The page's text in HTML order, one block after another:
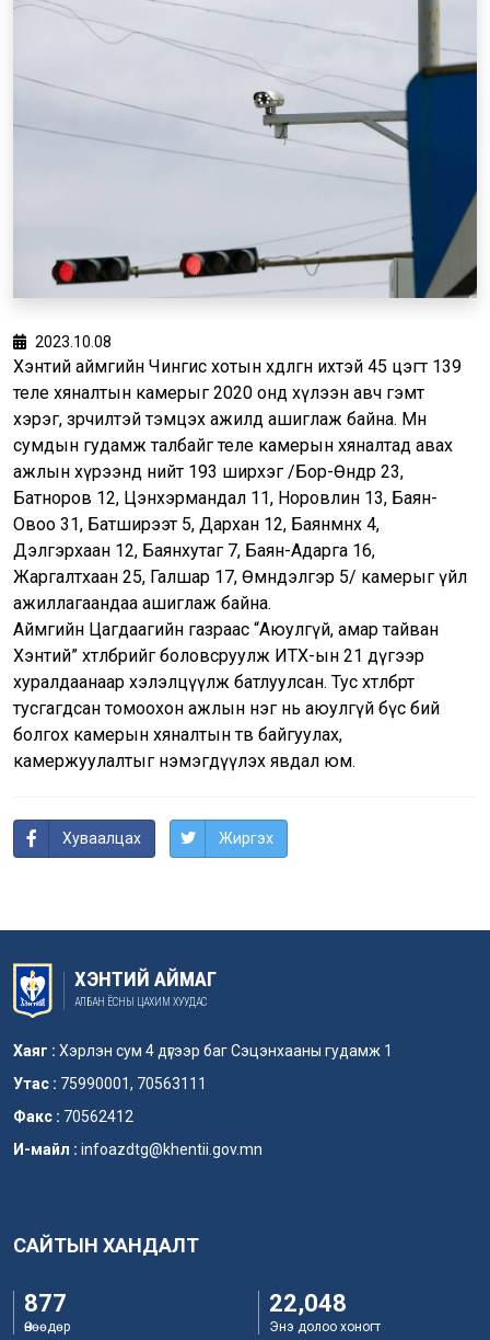
2023.10.08
Хэнтий аймгийн Чингис хотын хөдөлгөөн ихтэй 45 цэгт 139
теле хяналтын камерыг 2020 онд хүлээн авч гэмт
хэрэг, зөрчилтэй тэмцэх ажилд ашиглаж байна. Мөн
сумдын гудамж талбайг теле камерын хяналтад авах
ажлын хүрээнд нийт 193 ширхэг /Бор-Өндөр 23,
Батноров 12, Цэнхэрмандал 11, Норовлин 13, Баян-
Овоо 31, Батширээт 5, Дархан 12, Баянмөнх 4,
Дэлгэрхаан 12, Баянхутаг 7, Баян-Адарга 16,
Жаргалтхаан 25, Галшар 17, Өмнөдэлгэр 5/ камерыг үйл
ажиллагаандаа ашиглаж байна.
Аймгийн Цагдаагийн газраас “Аюулгүй, амар тайван
Хэнтий” хөтөлбөрийг боловсруулж ИТХ-ын 21 дүгээр
хуралдаанаар хэлэлцүүлж батлуулсан. Тус хөтөлбөрт
тусгагдсан томоохон ажлын нэг нь аюулгүй бүс бий
болгох камерын хяналтын төв байгуулах,
камержуулалтыг нэмэгдүүлэх явдал юм.
Хуваалцах Жиргэх
ХЭНТИЙ АЙМАГ
АЛБАН ЁСНЫ ЦАХИМ ХУУДАС
Хаяг : Хэрлэн сум 4 дүгээр баг Сэцэнхааны гудамж 1
Утас : 75990001, 70563111
Факс : 70562412
И-майл : infoazdtg@khentii.gov.mn
САЙТЫН ХАНДАЛТ
877
Өнөөдөр
22,048
Энэ долоо хоногт